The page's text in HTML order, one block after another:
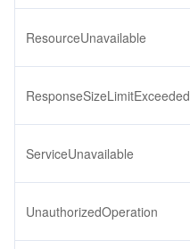
ResourceUnavailable
ResponseSizeLimitExceeded
ServiceUnavailable
UnauthorizedOperation